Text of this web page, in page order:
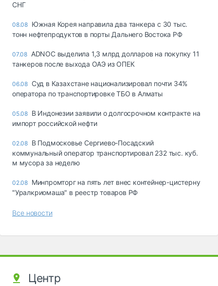
СНГ
08.08 Южная Корея направила два танкера с 30 тыс.
тонн нефтепродуктов в порты Дальнего Востока РФ
07.08 ADNOC выделила 1,3 млрд долларов на покупку 11
танкеров после выхода ОАЭ из ОПЕК
06.08 Суд в Казахстане национализировал почти 34%
оператора по транспортировке ТБО в Алматы
05.08 В Индонезии заявили о долгосрочном контракте на
импорт российской нефти
02.08 В Подмосковье Сергиево-Посадский
коммунальный оператор транспортировал 232 тыс. куб.
м мусора за неделю
02.08 Минпромторг на пять лет внес контейнер-цистерну
"Уралкриомаша" в реестр товаров РФ
Все новости
Центр